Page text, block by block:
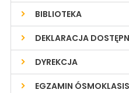
BIBLIOTEKA
DEKLARACJA
DYREKCJA
EGZAMIN